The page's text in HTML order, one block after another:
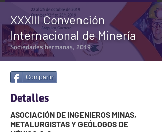
XXXIII Convención
Internacional de Minería
Sociedades hermanas, 2019
Compartir
Detalles
ASOCIACIÓN DE INGENIEROS MINAS,
METALURGISTAS Y GEÓLOGOS DE